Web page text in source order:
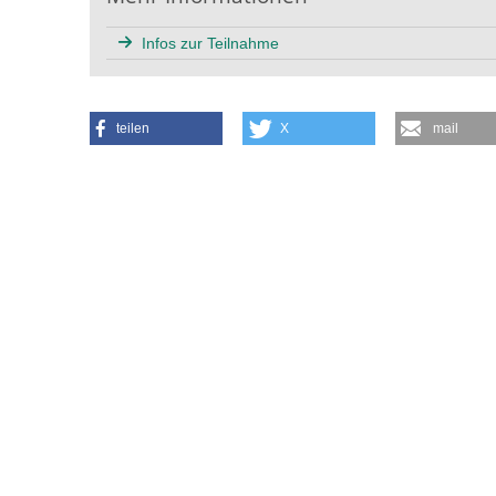
Infos zur Teilnahme
teilen X mail